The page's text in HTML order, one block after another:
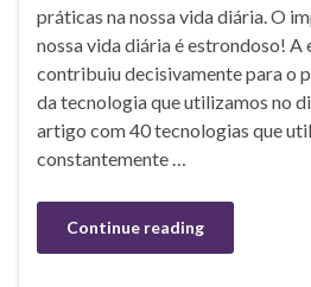
práticas na nossa vida diária. O
nossa vida diária é estrondoso! A
contribuiu decisivamente para o
da tecnologia que utilizamos no
artigo com 40 tecnologias que
constantemente …
Continue reading